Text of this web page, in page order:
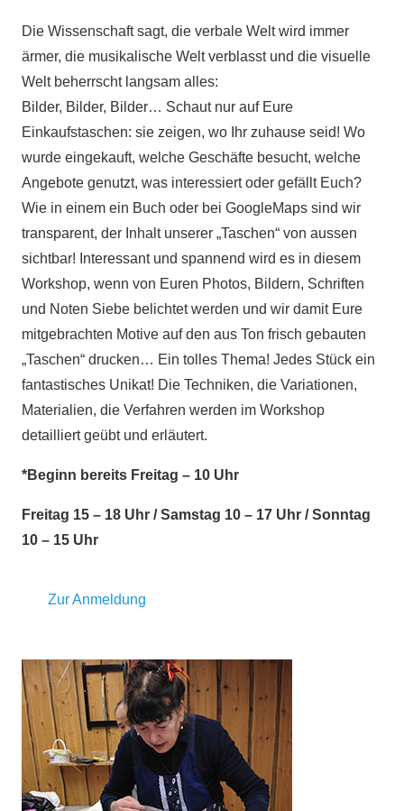
Die Wissenschaft sagt, die verbale Welt wird immer
ärmer, die musikalische Welt verblasst und die visuelle
Welt beherrscht langsam alles:
Bilder, Bilder, Bilder… Schaut nur auf Eure
Einkaufstaschen: sie zeigen, wo Ihr zuhause seid! Wo
wurde eingekauft, welche Geschäfte besucht, welche
Angebote genutzt, was interessiert oder gefällt Euch?
Wie in einem ein Buch oder bei GoogleMaps sind wir
transparent, der Inhalt unserer „Taschen“ von aussen
sichtbar! Interessant und spannend wird es in diesem
Workshop, wenn von Euren Photos, Bildern, Schriften
und Noten Siebe belichtet werden und wir damit Eure
mitgebrachten Motive auf den aus Ton frisch gebauten
„Taschen“ drucken… Ein tolles Thema! Jedes Stück ein
fantastisches Unikat! Die Techniken, die Variationen,
Materialien, die Verfahren werden im Workshop
detailliert geübt und erläutert.
*Beginn bereits Freitag – 10 Uhr
Freitag 15 – 18 Uhr / Samstag 10 – 17 Uhr / Sonntag
10 – 15 Uhr
Zur Anmeldung